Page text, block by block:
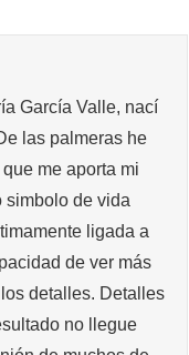
García Valle, nací
las palmeras he
me aporta mi
simbolo de vida
ligada a
de ver más
detalles. Detalles
no llegue